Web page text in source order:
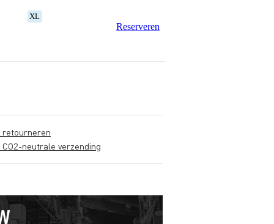
XL
Reserveren
retourneren
CO2-neutrale verzending